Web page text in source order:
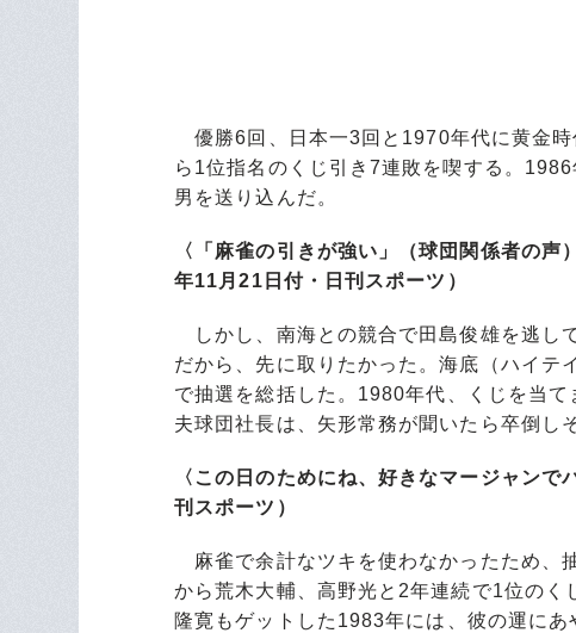
優勝6回、日本一3回と1970年代に黄金
ら1位指名のくじ引き7連敗を喫する。
男を送り込んだ。
〈「麻雀の引きが強い」（球団関係者の
年11月21日付・日刊スポーツ）
しかし、南海との競合で田島俊雄を逃し
だから、先に取りたかった。海底（ハイテ
で抽選を総括した。1980年代、くじを当て
夫球団社長は、矢形常務が聞いたら卒倒し
〈この日のためにね、好きなマージャン
刊スポーツ）
麻雀で余計なツキを使わなかったため、
から荒木大輔、高野光と2年連続で1位のく
隆寛もゲットした1983年には、彼の運にあ